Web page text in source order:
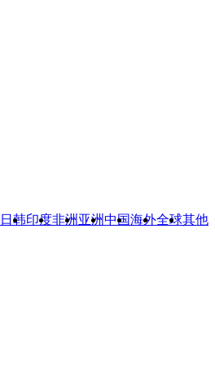
日韩印度非洲 亚洲中国海外全球其他